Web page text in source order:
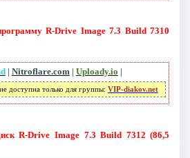
R-Drive Image 7.3 Build 7310
| Nitroflare.com| Uploady.io |
доступна только для группы: VIP-diakov.net
R-Drive Image 7.3 Build 7312 (86,5